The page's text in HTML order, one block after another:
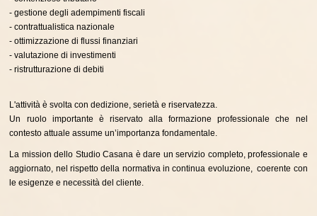
- gestione degli adempimenti fiscali
- contrattualistica nazionale
- ottimizzazione di flussi finanziari
- valutazione di investimenti
- ristrutturazione di debiti
L'attività è svolta con dedizione, serietà e riservatezza.
Un ruolo importante è riservato alla formazione professionale che nel
contesto attuale assume un’importanza fondamentale.
La mission dello Studio Casana è dare un servizio completo, professionale e
aggiornato, nel rispetto della normativa in continua evoluzione, coerente con
le esigenze e necessità del cliente.